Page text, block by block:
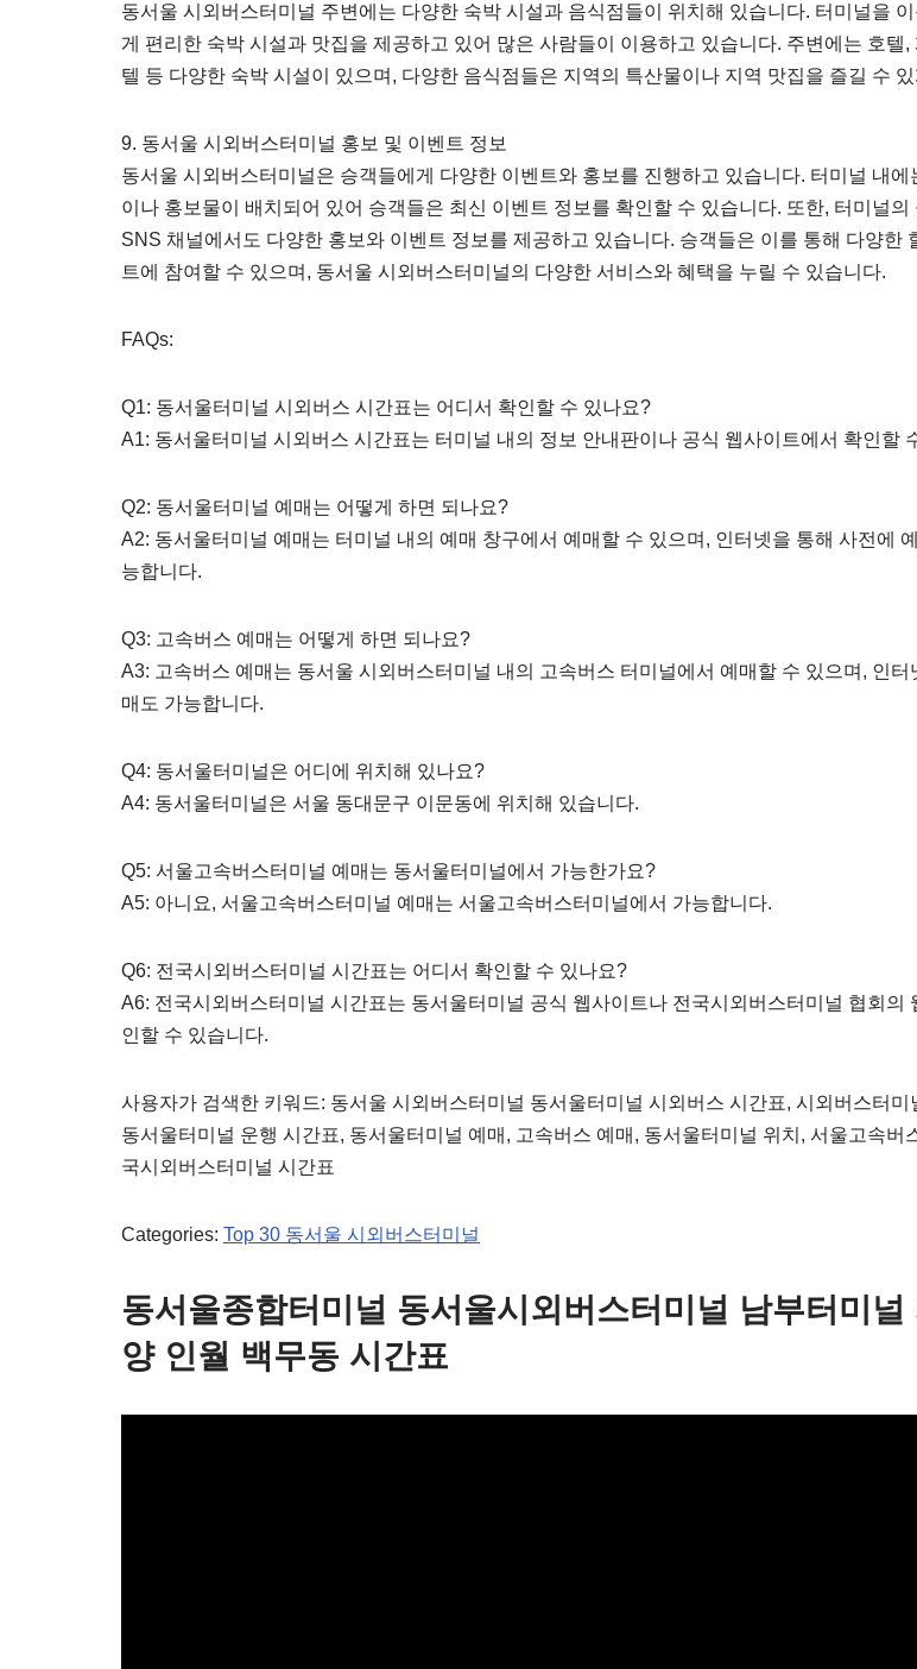
동서울 시외버스터미널 주변에는 다양한 숙박 시설과 음식점들이 위치해 있습니다. 터미널을 이
게 편리한 숙박 시설과 맛집을 제공하고 있어 많은 사람들이 이용하고 있습니다. 주변에는 호텔,
텔 등 다양한 숙박 시설이 있으며, 다양한 음식점들은 지역의 특산물이나 지역 맛집을 즐길 수
9. 동서울 시외버스터미널 홍보 및 이벤트 정보
동서울 시외버스터미널은 승객들에게 다양한 이벤트와 홍보를 진행하고 있습니다. 터미널 내에
이나 홍보물이 배치되어 있어 승객들은 최신 이벤트 정보를 확인할 수 있습니다. 또한, 터미널의
SNS 채널에서도 다양한 홍보와 이벤트 정보를 제공하고 있습니다. 승객들은 이를 통해 다양한
트에 참여할 수 있으며, 동서울 시외버스터미널의 다양한 서비스와 혜택을 누릴 수 있습니다.
FAQs:
Q1: 동서울터미널 시외버스 시간표는 어디서 확인할 수 있나요?
A1: 동서울터미널 시외버스 시간표는 터미널 내의 정보 안내판이나 공식 웹사이트에서 확인할
Q2: 동서울터미널 예매는 어떻게 하면 되나요?
A2: 동서울터미널 예매는 터미널 내의 예매 창구에서 예매할 수 있으며, 인터넷을 통해 사전에
능합니다.
Q3: 고속버스 예매는 어떻게 하면 되나요?
A3: 고속버스 예매는 동서울 시외버스터미널 내의 고속버스 터미널에서 예매할 수 있으며, 인터
매도 가능합니다.
Q4: 동서울터미널은 어디에 위치해 있나요?
A4: 동서울터미널은 서울 동대문구 이문동에 위치해 있습니다.
Q5: 서울고속버스터미널 예매는 동서울터미널에서 가능한가요?
A5: 아니요, 서울고속버스터미널 예매는 서울고속버스터미널에서 가능합니다.
Q6: 전국시외버스터미널 시간표는 어디서 확인할 수 있나요?
A6: 전국시외버스터미널 시간표는 동서울터미널 공식 웹사이트나 전국시외버스터미널 협회의
인할 수 있습니다.
사용자가 검색한 키워드: 동서울 시외버스터미널 동서울터미널 시외버스 시간표, 시외버스터미
동서울터미널 운행 시간표, 동서울터미널 예매, 고속버스 예매, 동서울터미널 위치, 서울고속버
국시외버스터미널 시간표
Categories: Top 30 동서울 시외버스터미널
동서울종합터미널 동서울시외버스터미널 남부터미널
양 인월 백무동 시간표